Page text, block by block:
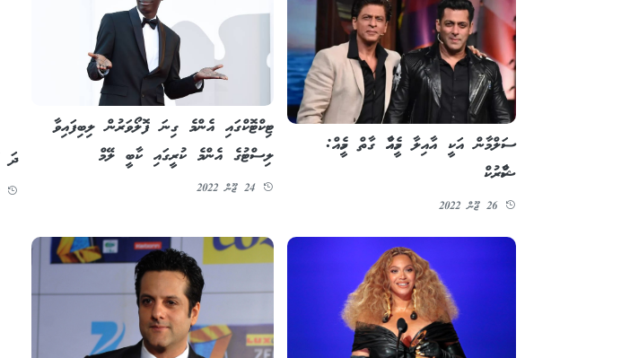
ސަލްމާން އަކީ އާއިލާ މީހެއްހާ ގާތް މީހެއް:
ޝާހްރުކް
26 ޖޫން 2022
ޓިކްޓޮކްގައި އެންމެ ގިނަ ފޮލޯވަރުން ލިބިފައިވާ
ލިސްޓުގެ އެންމެ ކުރީގައި ކާބީ ލޭމް
24 ޖޫން 2022
ދަ